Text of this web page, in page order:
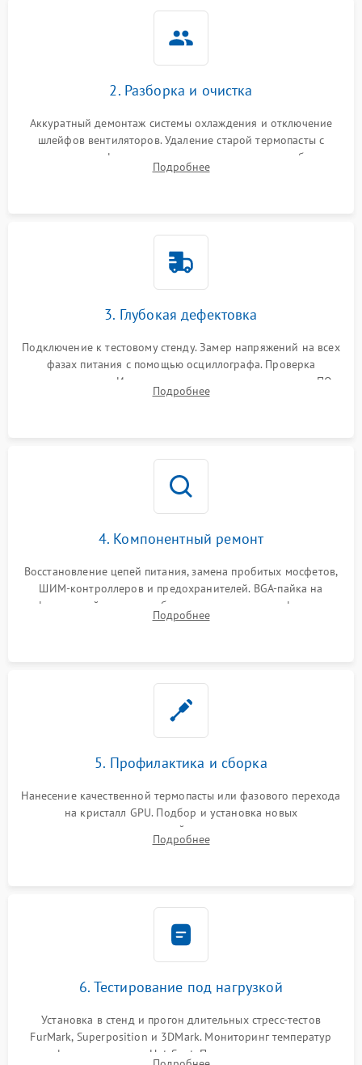
2. Разборка и очистка
Аккуратный демонтаж системы охлаждения и отключение
шлейфов вентиляторов. Удаление старой термопасты с
кристалла графического чипа и термопрокладок с банок
памяти и зоны VRM. Очистка платы от пыли и окислов.
Подробнее
3. Глубокая дефектовка
Подключение к тестовому стенду. Замер напряжений на всех
фазах питания с помощью осциллографа. Проверка
инициализации. Использование специализированного ПО
MATS
Подробнее
4. Компонентный ремонт
Восстановление цепей питания, замена пробитых мосфетов,
ШИМ-контроллеров и предохранителей. BGA-пайка на
инфракрасной станции реболлинг или замена графического
чипа и дефектной памяти GDDR. Прошивка BIOS
Подробнее
5. Профилактика и сборка
Нанесение качественной термопасты или фазового перехода
на кристалл GPU. Подбор и установка новых
термопрокладок правильной толщины на память и цепи
питания. Монтаж радиатора и бэкплейта, подключение и
Подробнее
6. Тестирование под нагрузкой
Установка в стенд и прогон длительных стресс-тестов
FurMark, Superposition и 3DMark. Мониторинг температур
графического чипа и Hot Spot. Проверка на отсутствие